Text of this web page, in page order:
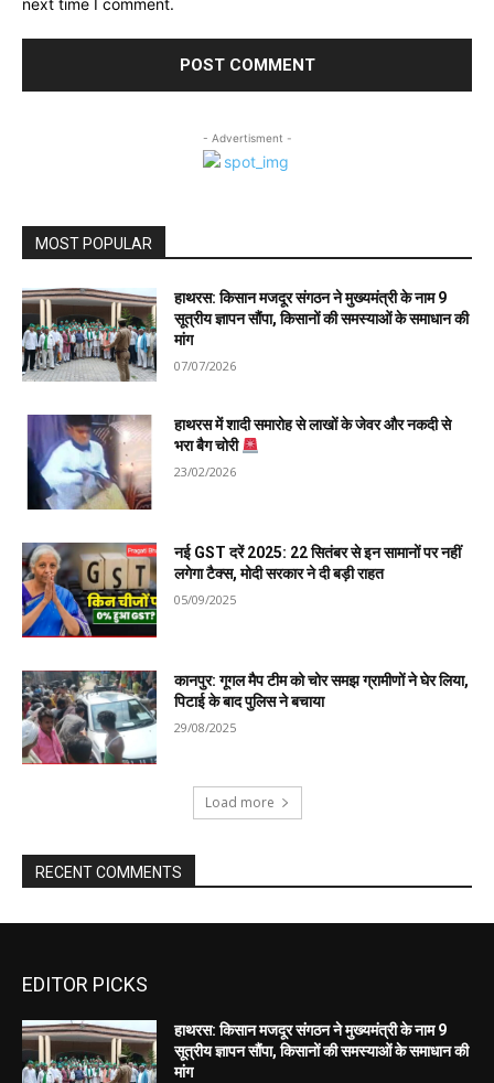
EDITOR PICKS
हाथरस: किसान मजदूर संगठन ने मुख्यमंत्री के नाम 9
सूत्रीय ज्ञापन सौंपा, किसानों की समस्याओं के समाधान की
मांग